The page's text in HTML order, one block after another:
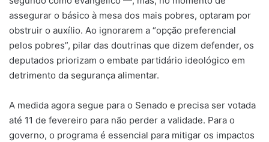
assegurar o básico à mesa dos mais pobres, optaram por
obstruir o auxílio. Ao ignorarem a “opção preferencial
pelos pobres”, pilar das doutrinas que dizem defender, os
deputados priorizam o embate partidário ideológico em
detrimento da segurança alimentar.
A medida agora segue para o Senado e precisa ser votada
até 11 de fevereiro para não perder a validade. Para o
governo, o programa é essencial para mitigar os impactos